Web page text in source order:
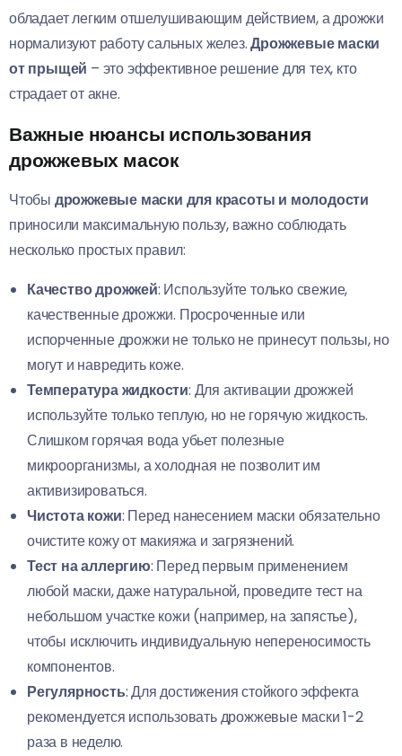
обладает легким отшелушивающим действием, а дрожжи
нормализуют работу сальных желез.Дрожжевые маски
от прыщей – это эффективное решение для тех, кто
страдает от акне.
Важные нюансы использования
дрожжевых масок
Чтобы дрожжевые маски для красоты и молодости
приносили максимальную пользу, важно соблюдать
несколько простых правил:
Качество дрожжей: Используйте только свежие,
качественные дрожжи. Просроченные или
испорченные дрожжи не только не принесут пользы, но
могут и навредить коже.
Температура жидкости: Для активации дрожжей
используйте только теплую, но не горячую жидкость.
Слишком горячая вода убьет полезные
микроорганизмы, а холодная не позволит им
активизироваться.
Чистота кожи: Перед нанесением маски обязательно
очистите кожу от макияжа и загрязнений.
Тест на аллергию: Перед первым применением
любой маски, даже натуральной, проведите тест на
небольшом участке кожи (например, на запястье),
чтобы исключить индивидуальную непереносимость
компонентов.
Регулярность: Для достижения стойкого эффекта
рекомендуется использовать дрожжевые маски 1-2
раза в неделю.